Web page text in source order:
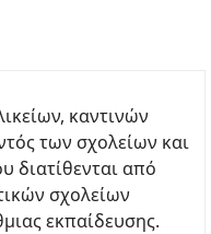
καντινών
των σχολείων και
διατίθενται από
σχολείων
εκπαίδευσης.